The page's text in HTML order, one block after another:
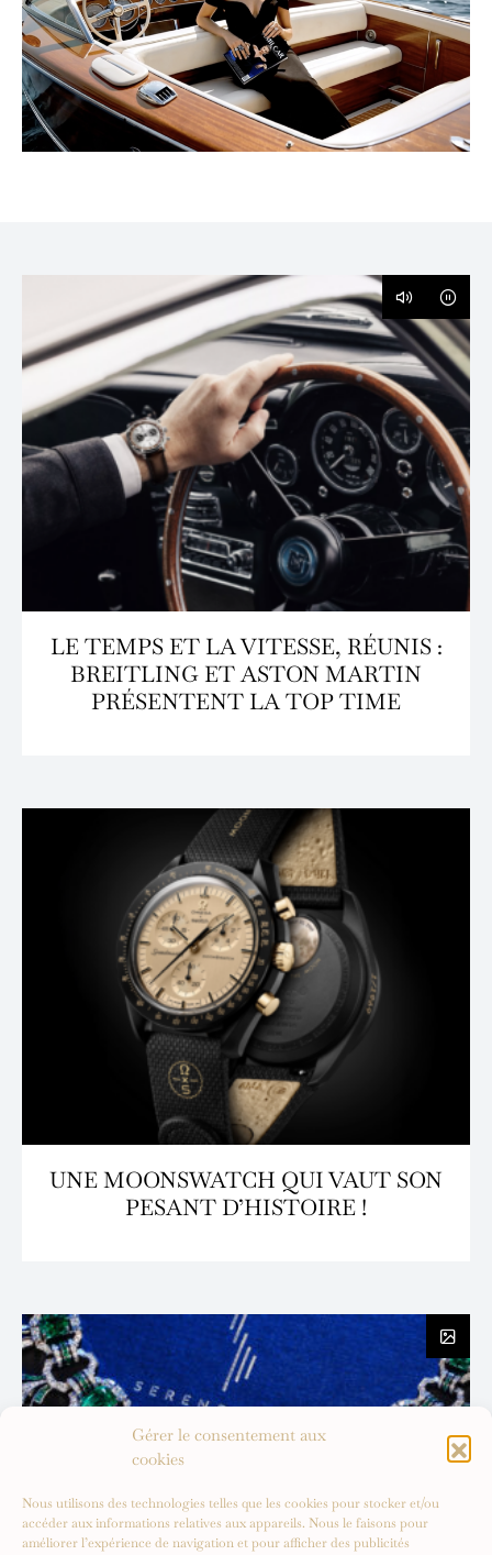
Gérer le consentement aux
cookies
Nous utilisons des technologies telles que les cookies pour stocker et/ou
accéder aux informations relatives aux appareils. Nous le faisons pour
améliorer l’expérience de navigation et pour afficher des publicités
LE TEMPS ET LA VITESSE, RÉUNIS :
BREITLING ET ASTON MARTIN
PRÉSENTENT LA TOP TIME
UNE MOONSWATCH QUI VAUT SON
PESANT D’HISTOIRE !